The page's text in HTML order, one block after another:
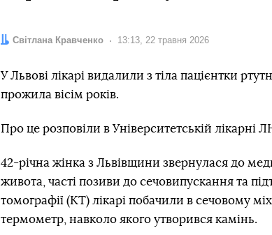
Автор:
Світлана Кравченко Дата:
13:13, 22 травня 2026
У Львові лікарі видалили з тіла пацієнтки
прожила вісім років.
Про це розповіли в Університетській лікарні
42-річна жінка з Львівщини звернулася до
живота, часті позиви до сечовипускання та
томографії (КТ) лікарі побачили в сечовому
термометр, навколо якого утворився камінь.